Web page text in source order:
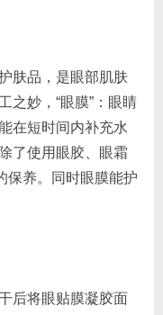
肤品，是眼部肌肤
之妙，“眼膜”：眼睛
在短时间内补充水
了使用眼胶、眼霜
保养。同时眼膜能护
后将眼贴膜凝胶面